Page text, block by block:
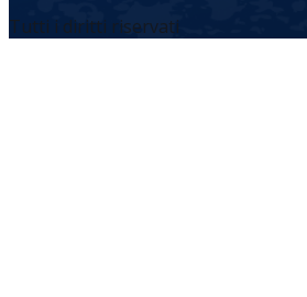
Tutti i diritti riservati